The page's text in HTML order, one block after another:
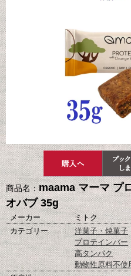
商品名：maama マーマ プ
オバブ 35g
メーカー
ミトク
カテゴリー
洋菓子・焼菓子
プロテインバー
高タンパク
動物性原料不使